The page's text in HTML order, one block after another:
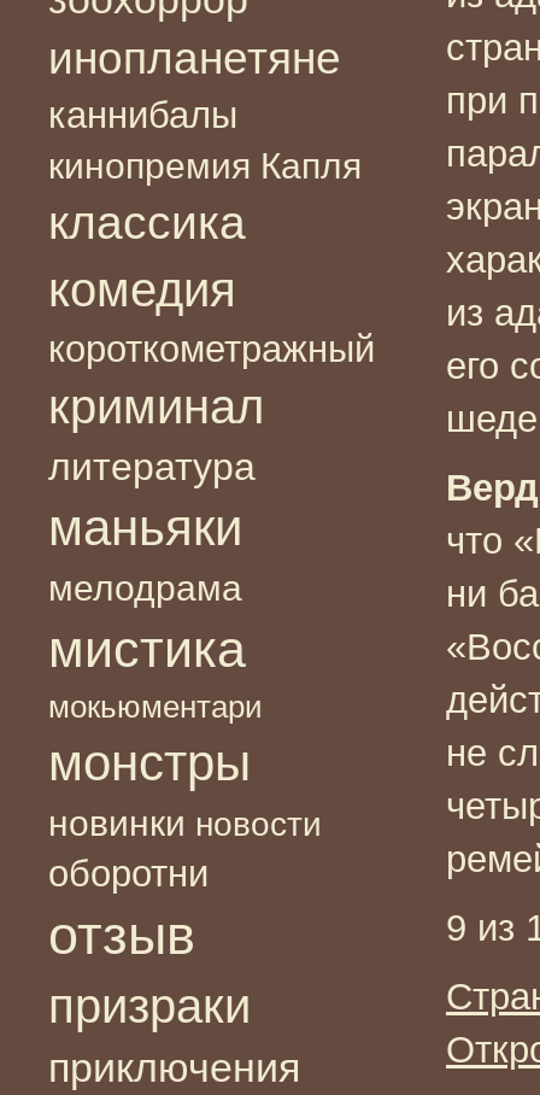
инопланетяне
каннибалы
кинопремия Капля
классика
комедия
короткометражный
криминал
литература
маньяки
мелодрама
мистика
мокьюментари
монстры
новинки новости
оборотни
отзыв
призраки
приключения
при
из
его
что
ни
не
9 из